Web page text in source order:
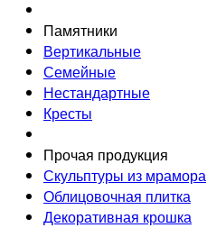
Памятники
Вертикальные
Семейные
Нестандартные
Кресты
Прочая продукция
Скульптуры из мрамора
Облицовочная плитка
Декоративная крошка